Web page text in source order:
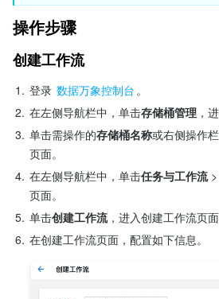
操作步骤
创建工作流
1. 登录 数据万象控制台 。
2. 在左侧导航栏中，单击存储桶管理 ，
3. 单击需操作的存储桶名称或右侧操作
页面。
4. 在左侧导航栏中，单击任务与工作流 >
页面。
5. 单击创建工作流，进入创建工作流页面
6. 在创建工作流页面，配置如下信息。